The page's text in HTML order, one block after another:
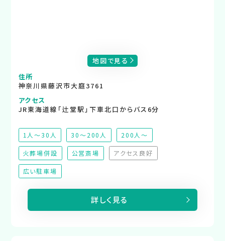
地図で見る
住所
神奈川県藤沢市大庭3761
アクセス
JR東海道線「辻堂駅」下車北口からバス6分
1人～30人 30～200人 200人～
火葬場併設 公営斎場
アクセス良好
（非対応）
広い駐車場
詳しく見る